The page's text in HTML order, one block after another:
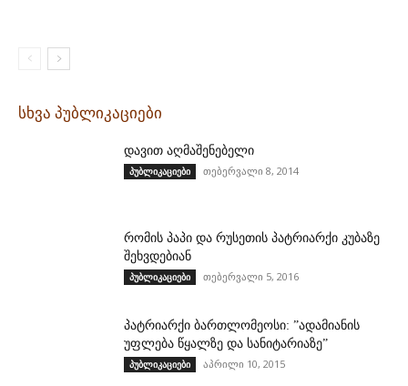
სხვა პუბლიკაციები
დავით აღმაშენებელი
პუბლიკაციები თებერვალი 8, 2014
რომის პაპი და რუსეთის პატრიარქი კუბაზე
შეხვდებიან
პუბლიკაციები თებერვალი 5, 2016
პატრიარქი ბართლომეოსი: ”ადამიანის
უფლება წყალზე და სანიტარიაზე”
პუბლიკაციები აპრილი 10, 2015